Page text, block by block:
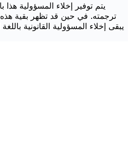
يتم توفير إخلاء المسؤولية هذا
ترجمته. في حين قد تظهر بقية هذه
يبقى إخلاء المسؤولية القانونية